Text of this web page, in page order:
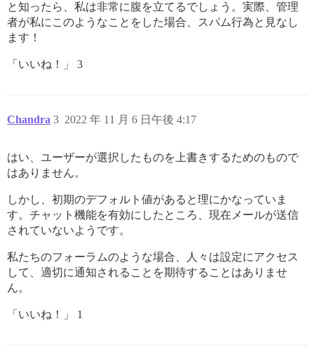
と知ったら、私は非常に腹を立てるでしょう。実際、管理
者が私にこのようなことをした場合、スパム行為と見なし
ます！
「いいね！」 3
Chandra 2022 年 11 月 6 日午後 4:17
3
はい、ユーザーが選択したものを上書きするためのもので
はありません。
しかし、初期のデフォルト値があると理にかなっていま
す。チャット機能を有効にしたところ、現在メールが送信
されていないようです。
私たちのフォーラムのような場合、人々は設定にアクセス
して、適切に通知されることを期待することはありませ
ん。
「いいね！」 1